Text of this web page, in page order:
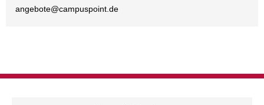
angebote@campuspoint.de